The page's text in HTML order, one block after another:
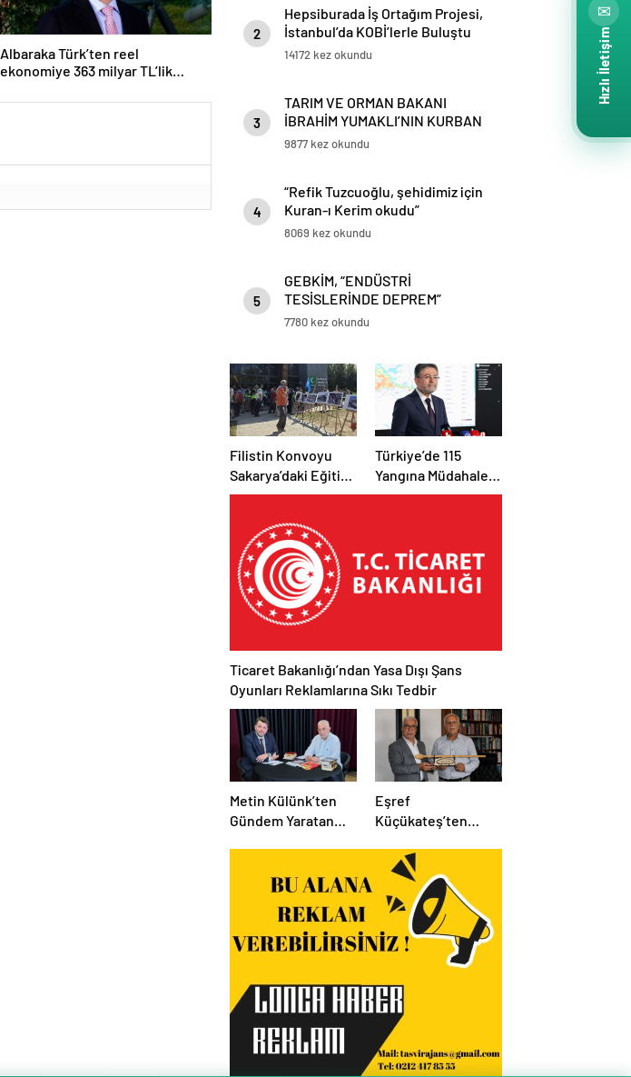
Albaraka Türk’ten reel
ekonomiye 363 milyar TL’lik
2
Hepsiburada İş Ortağım Projesi,
İstanbul’da KOBİ’lerle Buluştu
14172 kez okundu
3
TARIM VE ORMAN BAKANI
İBRAHİM YUMAKLI’NIN KURBAN
BAYRAMI MESAJI
9877 kez okundu
4
“Refik Tuzcuoğlu, şehidimiz için
Kuran-ı Kerim okudu”
8069 kez okundu
5
GEBKİM, “ENDÜSTRİ
TESİSLERİNDE DEPREM”
SEMİNERİ DÜZENLEDİ
7780 kez okundu
Filistin Konvoyu
Sakarya’daki Eğitim
Kampını
Etabı Başlıyor
Türkiye’de 115
Yangına Müdahale
Edildi: 110’u Kontrol
Ticaret Bakanlığı’ndan Yasa Dışı Şans
Oyunları Reklamlarına Sıkı Tedbir
Metin Külünk’ten
Gündem Yaratan
Siyasete İlişkin
Mesajlar
Eşref
Küçükateş’ten
Hüseyin Avni
Mutlu’ya Anlamlı
Ziyaret
✉
Hızlı İletişim